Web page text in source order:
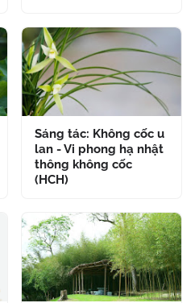
Sáng tác: Không cốc u
lan - Vi phong hạ nhật
thông không cốc
(HCH)